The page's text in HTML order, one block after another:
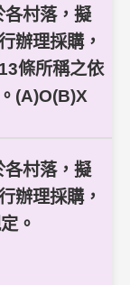
村落，擬
辦理採購，
條所稱之依
(A)O(B)X
各村落，擬
辦理採購，
。